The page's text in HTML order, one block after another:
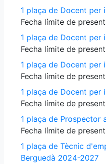
1 plaça de Docent
Fecha límite de
1 plaça de Docent per
Fecha límite de
1 plaça de Docent per
Fecha límite de
1 plaça de Docent per
Fecha límite de
1 plaça de Prospector
Fecha límite de
1 plaça de Tècnic
Berguedà 2024-2027